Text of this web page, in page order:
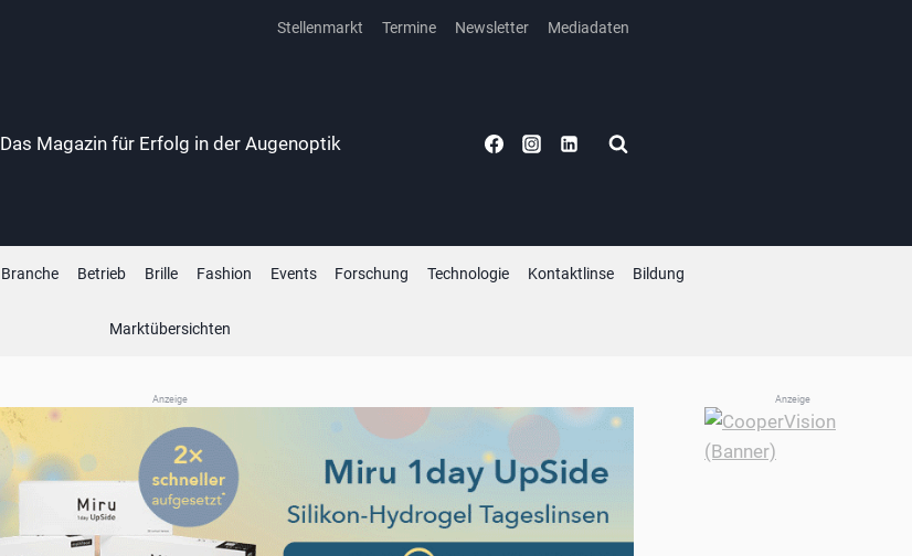
Stellenmarkt Termine Newsletter Mediadaten
Das Magazin für Erfolg in der Augenoptik
Branche Betrieb Brille Fashion Events Forschung Technologie Kontaktlinse Bildung
Marktübersichten
Anzeige
Anzeige